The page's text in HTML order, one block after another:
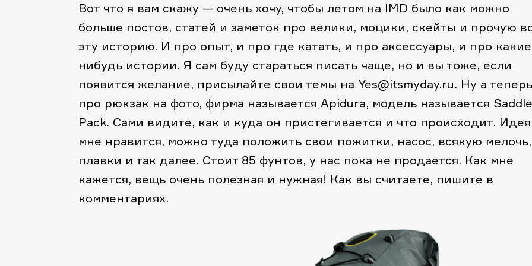
Вот что я вам скажу — очень хочу, чтобы летом на IMD было как можно
больше постов, статей и заметок про велики, моцики, скейты и прочую
эту историю. И про опыт, и про где катать, и про аксессуары, и про
нибудь истории. Я сам буду стараться писать чаще, но и вы тоже, если
появится желание, присылайте свои темы на Yes@itsmyday.ru. Ну а теперь
про рюкзак на фото, фирма называется Apidura, модель называется Saddle
Pack. Сами видите, как и куда он пристегивается и что происходит. Идея
мне нравится, можно туда положить свои пожитки, насос, всякую мелочь,
плавки и так далее. Стоит 85 фунтов, у нас пока не продается. Как мне
кажется, вещь очень полезная и нужная! Как вы считаете, пишите в
комментариях.